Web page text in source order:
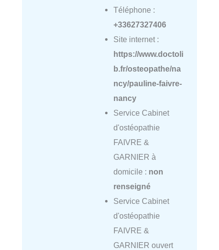
Téléphone :
+33627327406
Site internet :
https://www.doctoli
b.fr/osteopathe/na
ncy/pauline-faivre-
nancy
Service Cabinet
d'ostéopathie
FAIVRE &
GARNIER à
domicile : non
renseigné
Service Cabinet
d'ostéopathie
FAIVRE &
GARNIER ouvert